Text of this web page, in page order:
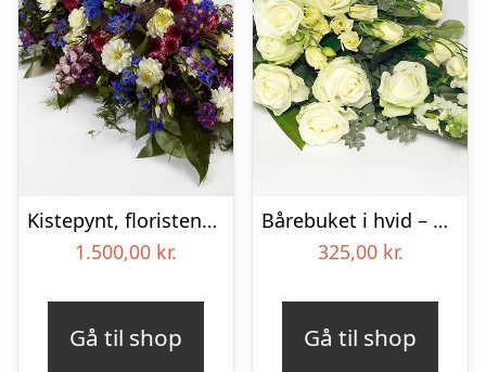
Kistepynt, floristens valg – Blomster til begravelse
1.500,00 kr.
Gå til shop
Bårebuket i hvid – Blomster til begravelse
325,00 kr.
Gå til shop